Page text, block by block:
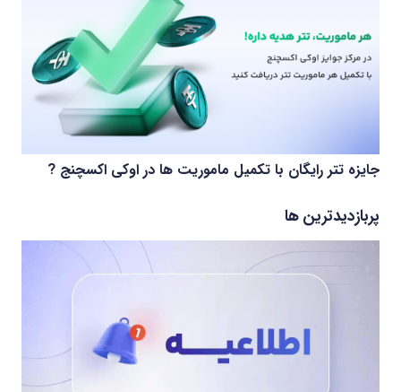
جایزه تتر رایگان با تکمیل ماموریت ها در اوکی اکسچنج ?
پربازدیدترین ها